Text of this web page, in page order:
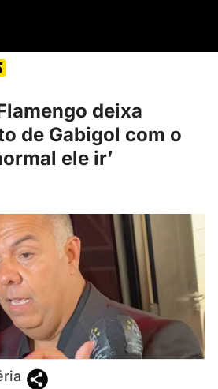
deixa
de Gabigol com o
ele ir’